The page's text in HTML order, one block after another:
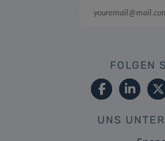
FOLGEN
UNS